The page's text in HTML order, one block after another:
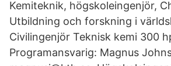
Kemiteknik, högskoleingenjör,
Utbildning och forskning i
Civilingenjör Teknisk kemi 300
Programansvarig: Magnus